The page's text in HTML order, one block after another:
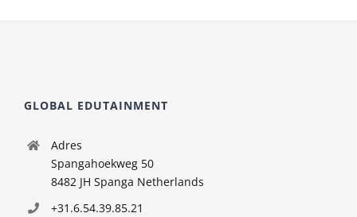
GLOBAL EDUTAINMENT
Adres
Spangahoekweg 50
8482 JH Spanga Netherlands
+31.6.54.39.85.21